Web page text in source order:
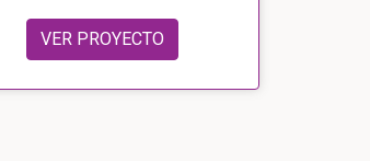
VER PROYECTO